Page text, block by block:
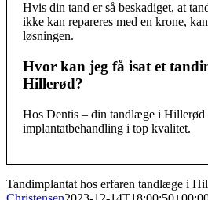
Hvis din tand er så beskadiget, at
ikke kan repareres med en krone,
løsningen.
Hvor kan jeg få isat et
Hillerød?
Hos Dentis – din tandlæge i Hillerød
implantatbehandling i top kvalitet.
Tandimplantat hos erfaren tandlæge i